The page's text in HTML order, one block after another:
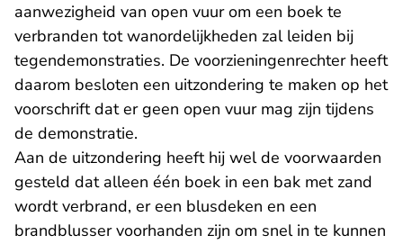
aanwezigheid van open vuur om een boek te
verbranden tot wanordelijkheden zal leiden bij
tegendemonstraties. De voorzieningenrechter heeft
daarom besloten een uitzondering te maken op het
voorschrift dat er geen open vuur mag zijn tijdens
de demonstratie.
Aan de uitzondering heeft hij wel de voorwaarden
gesteld dat alleen één boek in een bak met zand
wordt verbrand, er een blusdeken en een
brandblusser voorhanden zijn om snel in te kunnen